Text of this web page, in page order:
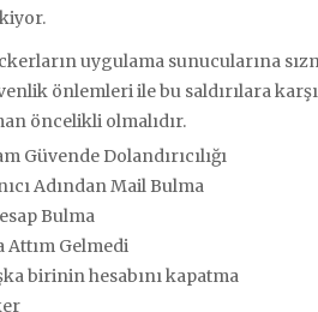
uygulama sunucularına
önlemleri ile bu saldırılara
öncelikli olmalıdır.
Güvende Dolandırıcılığı
Adından Mail Bulma
Bulma
Attım Gelmedi
birinin hesabını kapatma